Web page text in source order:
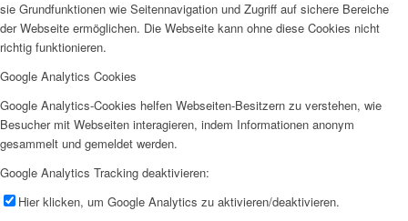
sie Grundfunktionen wie Seitennavigation und Zugriff auf sichere Bereiche
der Webseite ermöglichen. Die Webseite kann ohne diese Cookies nicht
richtig funktionieren.
Google Analytics Cookies
Google Analytics-Cookies helfen Webseiten-Besitzern zu verstehen, wie
Besucher mit Webseiten interagieren, indem Informationen anonym
gesammelt und gemeldet werden.
Google Analytics Tracking deaktivieren:
Hier klicken, um Google Analytics zu aktivieren/deaktivieren.